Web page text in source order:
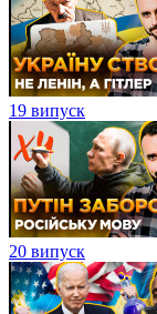
19 випуск
20 випуск